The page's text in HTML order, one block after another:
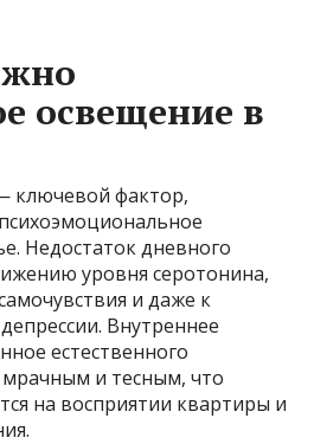
освещение в
ключевой фактор,
Недостаток дневного
уровня серотонина,
и даже к
Внутреннее
естественного
и тесным, что
на восприятии квартиры и